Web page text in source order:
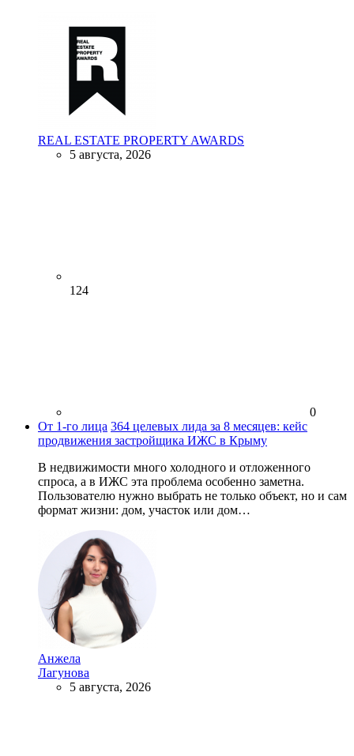
REAL ESTATE PROPERTY AWARDS
5 августа, 2026
124
0
От 1-го лица 364 целевых лида за 8 месяцев: кейс
продвижения застройщика ИЖС в Крыму
В недвижимости много холодного и отложенного
спроса, а в ИЖС эта проблема особенно заметна.
Пользователю нужно выбрать не только объект, но и сам
формат жизни: дом, участок или дом…
Анжела
Лагунова
5 августа, 2026